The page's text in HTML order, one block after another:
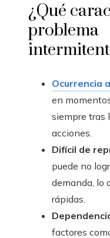
¿Qué
problema
Ocurrencia
en
siempre tras
acciones.
Difícil de
puede no
demanda, lo
rápidas.
factores